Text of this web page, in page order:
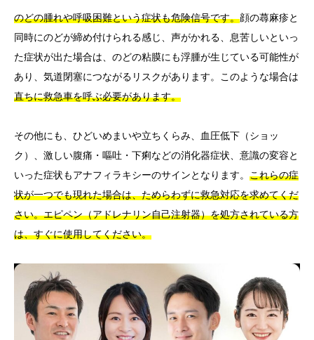
のどの腫れや呼吸困難という症状も危険信号です。顔の蕁麻疹と
同時にのどが締め付けられる感じ、声がかれる、息苦しいといっ
た症状が出た場合は、のどの粘膜にも浮腫が生じている可能性が
あり、気道閉塞につながるリスクがあります。このような場合は
直ちに救急車を呼ぶ必要があります。
その他にも、ひどいめまいや立ちくらみ、血圧低下（ショッ
ク）、激しい腹痛・嘔吐・下痢などの消化器症状、意識の変容と
いった症状もアナフィラキシーのサインとなります。 これらの症
状が一つでも現れた場合は、ためらわずに救急対応を求めてくだ
さい。エピペン（アドレナリン自己注射器）を処方されている方
は、すぐに使用してください。